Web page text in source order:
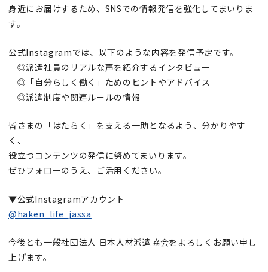
身近にお届けするため、SNSでの情報発信を強化してまいりま
す。
公式Instagramでは、以下のような内容を発信予定です。
◎派遣社員のリアルな声を紹介するインタビュー
◎「自分らしく働く」ためのヒントやアドバイス
◎派遣制度や関連ルールの情報
皆さまの「はたらく」を支える一助となるよう、分かりやす
く、
役立つコンテンツの発信に努めてまいります。
ぜひフォローのうえ、ご活用ください。
▼公式Instagramアカウント
@haken_life_jassa
今後とも一般社団法人 日本人材派遣協会をよろしくお願い申し
上げます。